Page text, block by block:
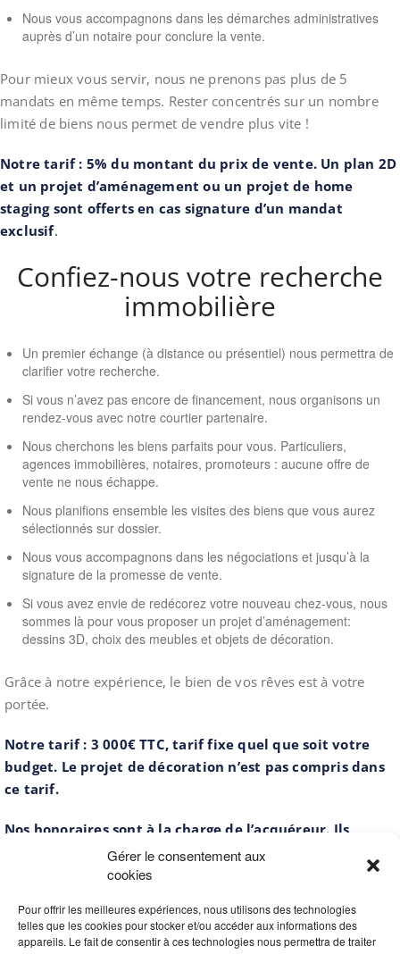
Gérer le consentement aux
cookies
Pour offrir les meilleures expériences, nous utilisons des technologies
telles que les cookies pour stocker et/ou accéder aux informations des
appareils. Le fait de consentir à ces technologies nous permettra de traiter
Nous vous accompagnons dans les démarches administratives
auprès d’un notaire pour conclure la vente.
Pour mieux vous servir, nous ne prenons pas plus de 5
mandats en même temps. Rester concentrés sur un nombre
limité de biens nous permet de vendre plus vite !
Notre tarif : 5% du montant du prix de vente. Un plan 2D
et un projet d’aménagement ou un projet de home
staging sont offerts en cas signature d’un mandat
exclusif.
Confiez-nous votre recherche
immobilière
Un premier échange (à distance ou présentiel) nous permettra de
clarifier votre recherche.
Si vous n’avez pas encore de financement, nous organisons un
rendez-vous avec notre courtier partenaire.
Nous cherchons les biens parfaits pour vous. Particuliers,
agences immobilières, notaires, promoteurs : aucune offre de
vente ne nous échappe.
Nous planifions ensemble les visites des biens que vous aurez
sélectionnés sur dossier.
Nous vous accompagnons dans les négociations et jusqu’à la
signature de la promesse de vente.
Si vous avez envie de redécorez votre nouveau chez-vous, nous
sommes là pour vous proposer un projet d’aménagement:
dessins 3D, choix des meubles et objets de décoration.
Grâce à notre expérience, le bien de vos rêves est à votre
portée.
Notre tarif : 3 000€ TTC, tarif fixe quel que soit votre
budget. Le projet de décoration n’est pas compris dans
ce tarif.
Nos honoraires sont à la charge de l’acquéreur. Ils
correspondent aux prestations de mise en place du
cahier des charges, la prospection, les visites et la
découverte d’un bien et signature de la promesse de
vente.